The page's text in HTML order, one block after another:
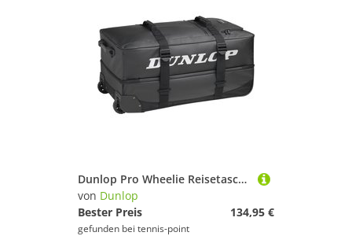
Dunlop Pro Wheelie Reisetasche - Schwarz, Weiß
von Dunlop
Bester Preis
134,95 €
gefunden bei tennis-point